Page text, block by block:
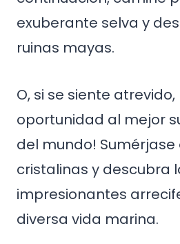
exuberante selva y
ruinas mayas.
O, si se siente atrevido,
oportunidad al mejor
del mundo!
cristalinas y descubra
impresionantes
diversa vida marina.